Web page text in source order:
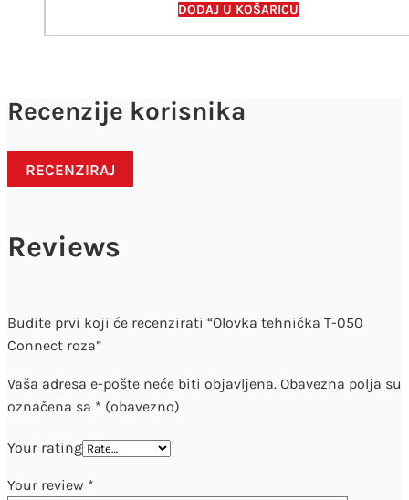
DODAJ U KOŠARICU
Recenzije korisnika
RECENZIRAJ
Reviews
Budite prvi koji će recenzirati “Olovka tehnička T-050
Connect roza”
Vaša adresa e-pošte neće biti objavljena. Obavezna polja su
označena sa * (obavezno)
Your rating
Your review *